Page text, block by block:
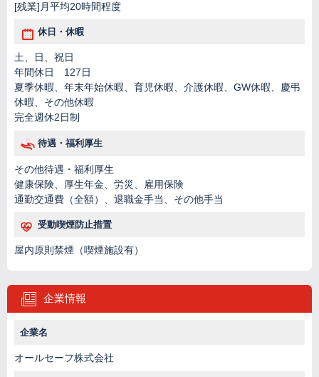
[残業]月平均20時間程度
休日・休暇
土、日、祝日
年間休日 127日
夏季休暇、年末年始休暇、育児休暇、介護休暇、GW休暇、慶弔
休暇、その他休暇
完全週休2日制
待遇・福利厚生
その他待遇・福利厚生
健康保険、厚生年金、労災、雇用保険
通勤交通費（全額）、退職金手当、その他手当
受動喫煙防止措置
屋内原則禁煙（喫煙施設有）
企業情報
企業名
オールセーフ株式会社